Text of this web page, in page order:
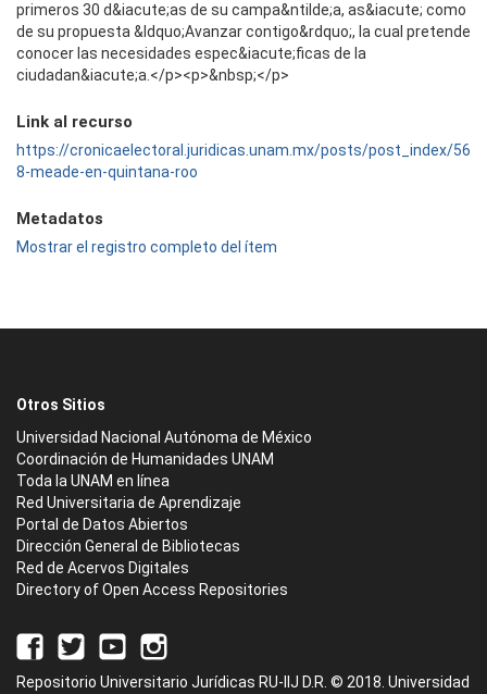
primeros 30 d&iacute;as de su campa&ntilde;a, as&iacute; como
de su propuesta &ldquo;Avanzar contigo&rdquo;, la cual pretende
conocer las necesidades espec&iacute;ficas de la
ciudadan&iacute;a.</p><p>&nbsp;</p>
Link al recurso
https://cronicaelectoral.juridicas.unam.mx/posts/post_index/56
8-meade-en-quintana-roo
Metadatos
Mostrar el registro completo del ítem
Otros Sitios
Universidad Nacional Autónoma de México
Coordinación de Humanidades UNAM
Toda la UNAM en línea
Red Universitaria de Aprendizaje
Portal de Datos Abiertos
Dirección General de Bibliotecas
Red de Acervos Digitales
Directory of Open Access Repositories
Repositorio Universitario Jurídicas RU-IIJ D.R. © 2018. Universidad